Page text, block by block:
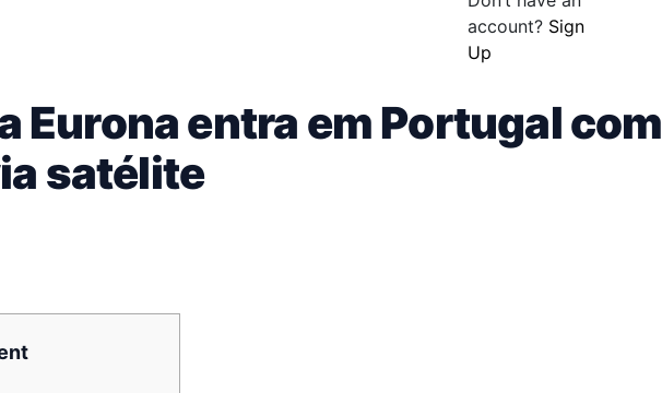
account? Sign
Up
Eurona entra em Portugal com
satélite